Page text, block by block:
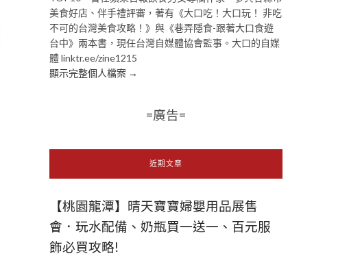
美食好店、伴手禮評審，著有《大口吃！大口玩！ 非吃
不可的台灣美食攻略！》與《巷弄隱食-跟著大口食遊
台中》兩本書，現任台灣自媒體協會監事。大口的自媒
體 linktr.ee/zine1215
顯示完整個人檔案 →
=廣告=
近期文章
【桃園龍潭】晴天寶寶婦嬰用品展售
會．玩水配備、奶瓶買一送一、百元服
飾必買攻略!